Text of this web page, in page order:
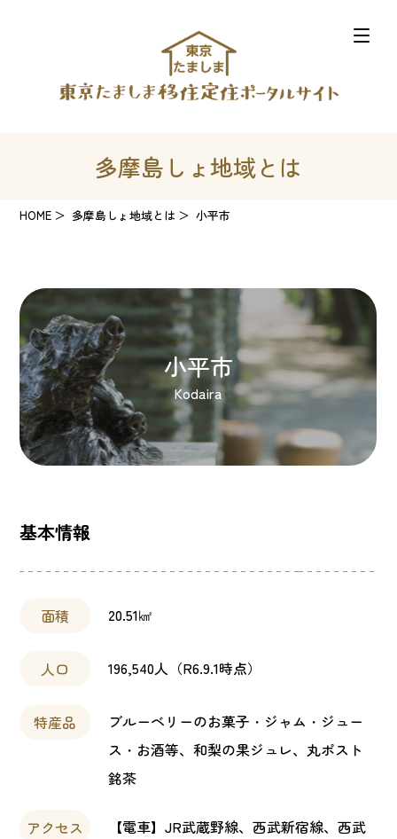
多摩島しょ地域とは
HOME 多摩島しょ地域とは 小平市
小平市
Kodaira
基本情報
面積 20.51㎢
人口 196,540人（R6.9.1時点）
特産品
ブルーベリーのお菓子・ジャム・ジュー
ス・お酒等、和梨の果ジュレ、丸ポスト
銘茶
アクセス
【電車】JR武蔵野線、西武新宿線、西武